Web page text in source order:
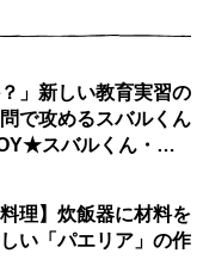
」新しい教育実習の
で攻めるスバルくん
スバルくん・
理】炊飯器に材料を
い「パエリア」の作